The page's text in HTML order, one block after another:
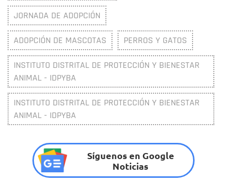
JORNADA DE ADOPCIÓN
ADOPCIÓN DE MASCOTAS PERROS Y GATOS
INSTITUTO DISTRITAL DE PROTECCIÓN Y BIENESTAR
ANIMAL - IDPYBA
INSTITUTO DISTRITAL DE PROTECCIÓN Y BIENESTAR
ANIMAL - IDPYBA
Síguenos en Google
Noticias